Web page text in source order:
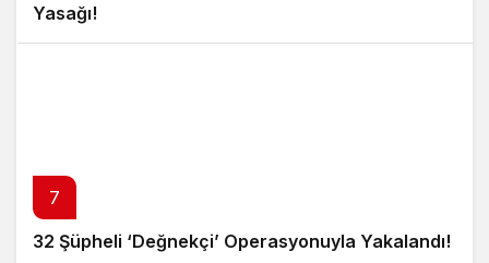
Yasağı!
7
32 Şüpheli ‘Değnekçi’ Operasyonuyla Yakalandı!